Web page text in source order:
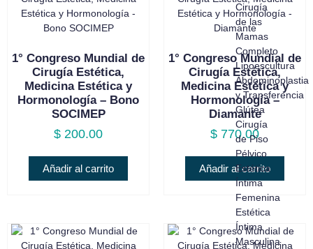
Cirugía
de las
Mamas
Completo
Lipoescultura
Abdominoplastia
y Transferencia
Glútea
Cirugía
de Piso
Pélvico
Estética
Íntima
Femenina
Estética
Íntima
Masculina
1° Congreso Mundial de
Cirugía Estética,
Medicina Estética y
Hormonología – Bono
SOCIMEP
$ 200.00
Añadir al carrito
1° Congreso Mundial de
Cirugía Estética,
Medicina Estética y
Hormonología –
Diamante
$ 770.00
Añadir al carrito